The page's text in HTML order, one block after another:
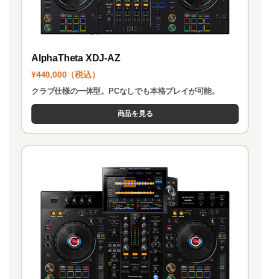
AlphaTheta XDJ-AZ
¥440,000（税込）
クラブ仕様の一体型。PCなしでも本格プレイが可能。
商品を見る